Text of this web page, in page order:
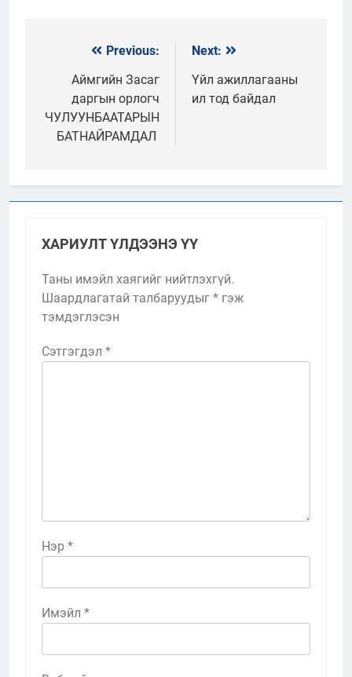
МэдээнийPrevious:
Аймгийн Засаг
даргын орлогч
ЧУЛУУНБААТАРЫН
БАТНАЙРАМДАЛ
Next:
Үйл ажиллагааны
ил тод байдал
ХАРИУЛТ ҮЛДЭЭНЭ ҮҮ
Таны имэйл хаягийг нийтлэхгүй.
Шаардлагатай талбаруудыг * гэж
тэмдэглэсэн
Сэтгэгдэл *
Нэр *
Имэйл *